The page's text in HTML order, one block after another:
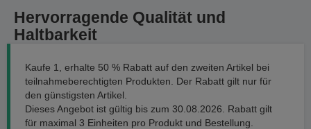
Hervorragende Qualität und
Haltbarkeit
Kaufe 1, erhalte 50 % Rabatt auf den zweiten Artikel bei
teilnahmeberechtigten Produkten. Der Rabatt gilt nur für
den günstigsten Artikel.
Dieses Angebot ist gültig bis zum 30.08.2026. Rabatt gilt
für maximal 3 Einheiten pro Produkt und Bestellung.